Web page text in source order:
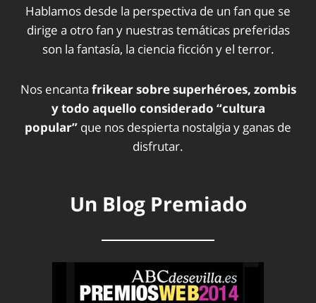
Hablamos desde la perspectiva de un fan que se
dirige a otro fan y nuestras temáticas preferidas
son la fantasía, la ciencia ficción y el terror.
Nos encanta frikear sobre superhéroes, zombis
y todo aquello considerado “cultura
popular” que nos despierta nostalgia y ganas de
disfrutar.
Un Blog Premiado